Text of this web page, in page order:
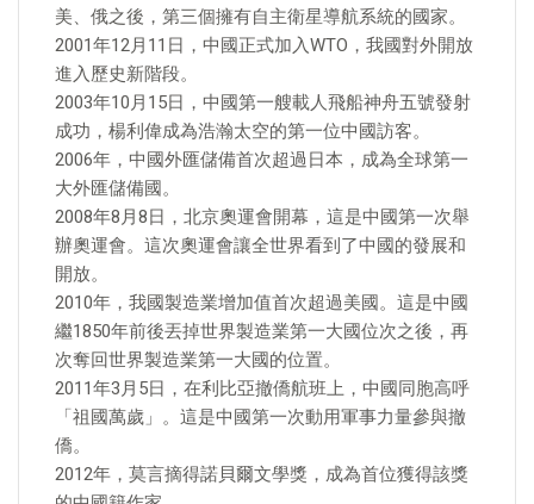
美、俄之後，第三個擁有自主衛星導航系統的國家。
2001年12月11日，中國正式加入WTO，我國對外開放
進入歷史新階段。
2003年10月15日，中國第一艘載人飛船神舟五號發射
成功，楊利偉成為浩瀚太空的第一位中國訪客。
2006年，中國外匯儲備首次超過日本，成為全球第一
大外匯儲備國。
2008年8月8日，北京奧運會開幕，這是中國第一次舉
辦奧運會。這次奧運會讓全世界看到了中國的發展和
開放。
2010年，我國製造業增加值首次超過美國。這是中國
繼1850年前後丟掉世界製造業第一大國位次之後，再
次奪回世界製造業第一大國的位置。
2011年3月5日，在利比亞撤僑航班上，中國同胞高呼
「祖國萬歲」。這是中國第一次動用軍事力量參與撤
僑。
2012年，莫言摘得諾貝爾文學獎，成為首位獲得該獎